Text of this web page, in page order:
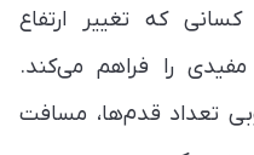
که تغییر ارتفاع
را فراهم می‌کند.
تعداد قدم‌ها، مسافت